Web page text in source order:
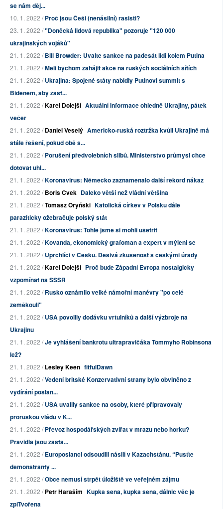
se nám děj...
10. 1. 2022 /Proč jsou Češi (nenásilní) rasisti?
23. 1. 2022 /"Doněcká lidová republika" pozoruje "120 000
ukrajinských vojáků"
21. 1. 2022 /Bill Browder: Uvalte sankce na padesát lidí kolem Putina
21. 1. 2022 /Měli bychom zahájit akce na ruských sociálních sítích
21. 1. 2022 /Ukrajina: Spojené státy nabídly Putinovi summit s
Bidenem, aby zast...
21. 1. 2022 /Karel Dolejší Aktuální informace ohledně Ukrajiny, pátek
večer
21. 1. 2022 /Daniel Veselý Americko-ruská roztržka kvůli Ukrajině má
stále řešení, pokud obě s...
21. 1. 2022 /Porušení předvolebních slibů. Ministerstvo průmysl chce
dotovat uhl...
21. 1. 2022 /Koronavirus: Německo zaznamenalo další rekord nákaz
21. 1. 2022 /Boris Cvek Daleko větší než vládní většina
21. 1. 2022 /Tomasz Oryński Katolická církev v Polsku dále
paraziticky ožebračuje polský stát
21. 1. 2022 /Koronavirus: Tohle jsme si mohli ušetřit
21. 1. 2022 /Kovanda, ekonomický grafoman a expert v mýlení se
21. 1. 2022 /Uprchlíci v Česku. Děsivá zkušenost s českými úřady
21. 1. 2022 /Karel Dolejší Proč bude Západní Evropa nostalgicky
vzpomínat na SSSR
21. 1. 2022 /Rusko oznámilo velké námořní manévry "po celé
zeměkouli"
21. 1. 2022 /USA povolily dodávku vrtulníků a další výzbroje na
Ukrajinu
21. 1. 2022 /Je vyhlášení bankrotu ultrapravičáka Tommyho Robinsona
lež?
21. 1. 2022 /Lesley Keen fitfulDawn
21. 1. 2022 /Vedení britské Konzervativní strany bylo obviněno z
vydírání poslan...
21. 1. 2022 /USA uvalily sankce na osoby, které připravovaly
proruskou vládu v K...
21. 1. 2022 /Převoz hospodářských zvířat v mrazu nebo horku?
Pravidla jsou zasta...
21. 1. 2022 /Europoslanci odsoudili násilí v Kazachstánu. “Pusťte
demonstranty ...
21. 1. 2022 /Obce nemusí strpět úložiště ve veřejném zájmu
21. 1. 2022 /Petr Haraším Kupka sena, kupka sena, dálnic věc je
zpiTvořena